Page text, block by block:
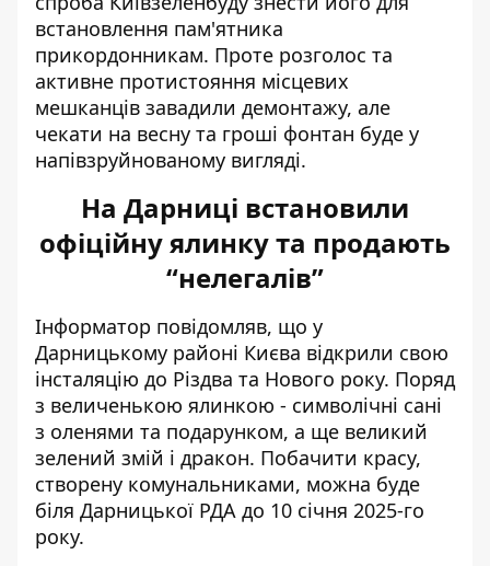
встановлення пам'ятника
прикордонникам. Проте розголос та
активне протистояння місцевих
мешканців завадили демонтажу, але
чекати на весну та гроші фонтан буде у
напівзруйнованому вигляді.
На Дарниці встановили
офіційну ялинку та продають
“нелегалів”
Інформатор повідомляв, що у
Дарницькому районі Києва відкрили свою
інсталяцію до Різдва та Нового року. Поряд
з величенькою ялинкою - символічні сані
з оленями та подарунком, а ще великий
зелений змій і дракон. Побачити красу,
створену комунальниками, можна буде
біля Дарницької РДА до 10 січня 2025-го
року.